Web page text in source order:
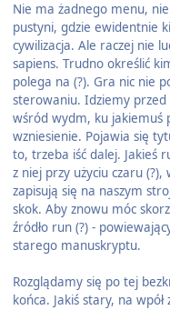
Nie ma żadnego menu,
pustyni, gdzie ewidentnie
cywilizacja. Ale raczej nie
sapiens. Trudno określić
polega na (?). Gra nic nie
sterowaniu. Idziemy przed
wśród wydm, ku jakiemuś
wzniesienie. Pojawia się
to, trzeba iść dalej. Jakieś
z niej przy użyciu czaru
zapisują się na naszym
skok. Aby znowu móc
źródło run (?) -
starego manuskryptu.
Rozglądamy się po tej
końca. Jakiś stary, na